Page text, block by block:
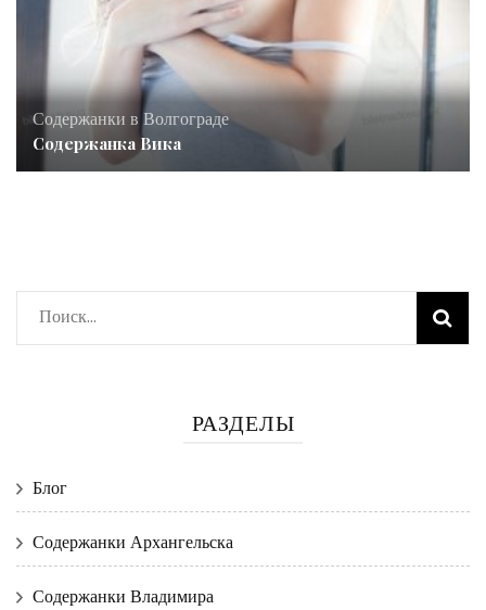
Содержанки в Волгограде
Содержанка Вика
Найти:
РАЗДЕЛЫ
Блог
Содержанки Архангельска
Содержанки Владимира